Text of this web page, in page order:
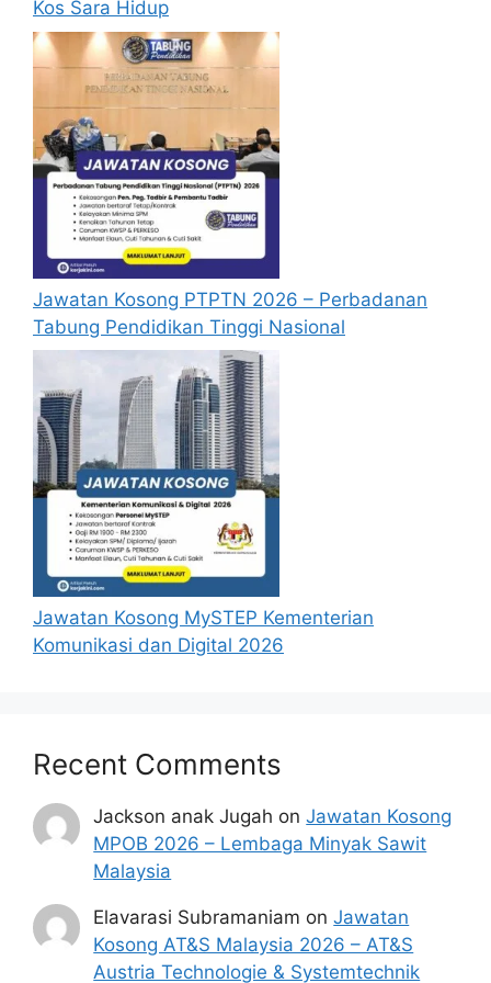
Kos Sara Hidup
Jawatan Kosong PTPTN 2026 – Perbadanan
Tabung Pendidikan Tinggi Nasional
Jawatan Kosong MySTEP Kementerian
Komunikasi dan Digital 2026
Recent Comments
Jackson anak Jugah onJawatan Kosong
MPOB 2026 – Lembaga Minyak Sawit
Malaysia
Elavarasi Subramaniam onJawatan
Kosong AT&S Malaysia 2026 – AT&S
Austria Technologie & Systemtechnik